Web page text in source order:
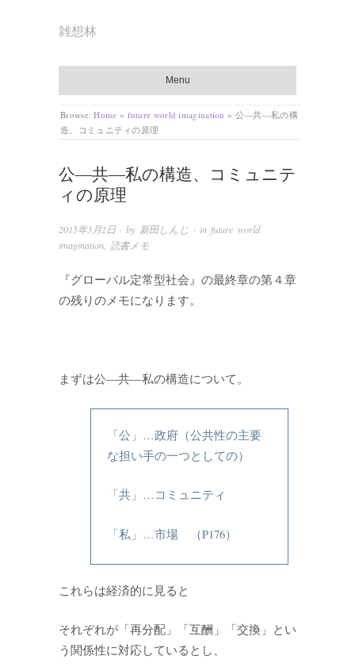
雑想林
Menu
Browse: Home » future world imagination » 公―共―私の構
造、コミュニティの原理
公―共―私の構造、コミュニテ
ィの原理
2015年3月2日· by 新田しんじ · in future world
imagination 読書メモ
『グローバル定常型社会』の最終章の第４章
の残りのメモになります。
まずは公―共―私の構造について。
「公」…政府（公共性の主要
な担い手の一つとしての）
「共」…コミュニティ
「私」…市場 （P176）
これらは経済的に見ると
それぞれが「再分配」「互酬」「交換」とい
う関係性に対応しているとし、